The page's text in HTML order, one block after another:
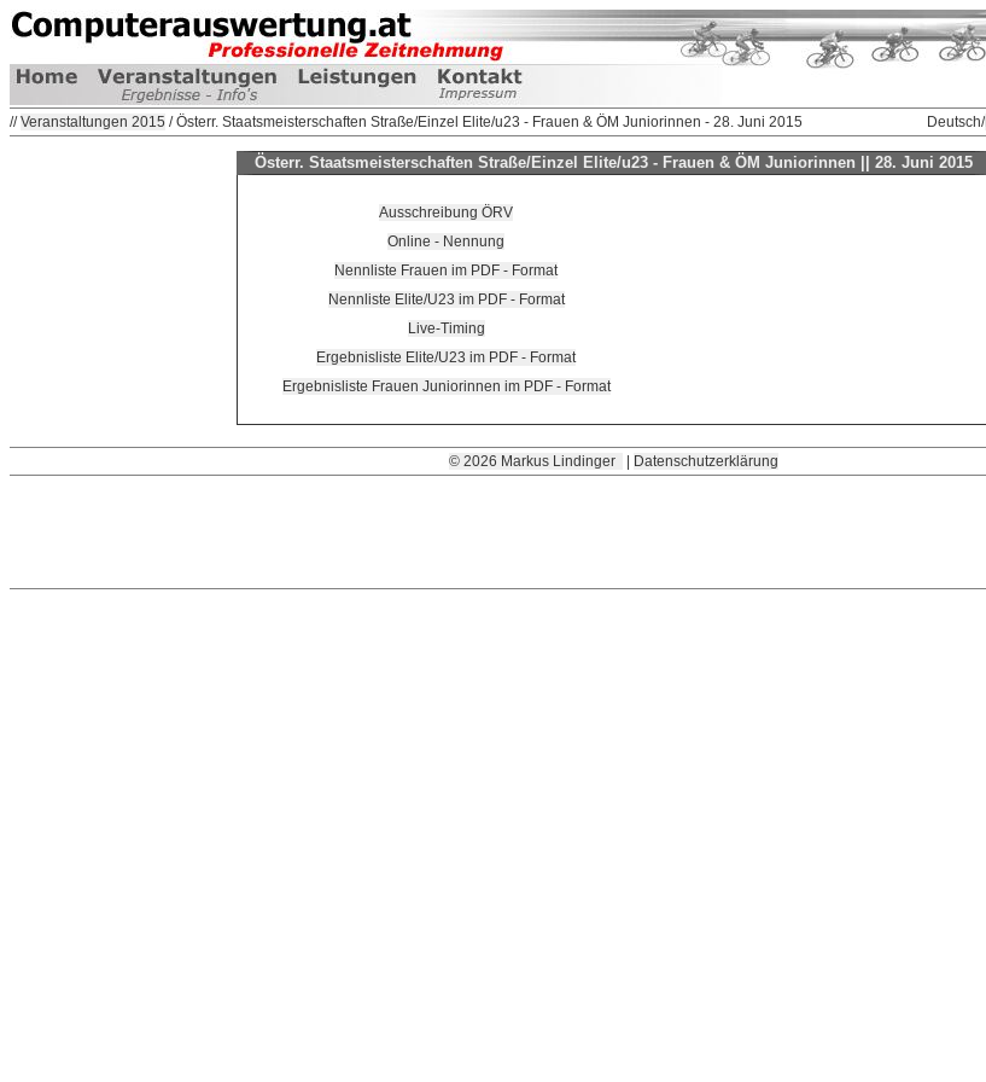
//Veranstaltungen 2015 / Österr. Staatsmeisterschaften Straße/Einzel Elite/u23 - Frauen & ÖM Juniorinnen - 28. Juni 2015 Deutsch/
Österr. Staatsmeisterschaften Straße/Einzel Elite/u23 - Frauen & ÖM Juniorinnen || 28. Juni 2015
Ausschreibung ÖRV
Online - Nennung
Nennliste Frauen im PDF - Format
Nennliste Elite/U23 im PDF - Format
Live-Timing
Ergebnisliste Elite/U23 im PDF - Format
Ergebnisliste Frauen Juniorinnen im PDF - Format
© 2026 Markus Lindinger Datenschutzerklärung